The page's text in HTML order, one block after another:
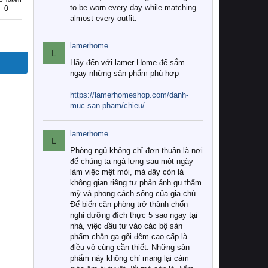
0
to be worn every day while matching
almost every outfit.
L
lamerhome
Hãy đến với lamer Home để sắm
ngay những sản phẩm phù hợp
https://lamerhomeshop.com/danh-
muc-san-pham/chieu/
L
lamerhome
Phòng ngủ không chỉ đơn thuần là nơi
để chúng ta ngả lưng sau một ngày
làm việc mệt mỏi, mà đây còn là
không gian riêng tư phản ánh gu thẩm
mỹ và phong cách sống của gia chủ.
Để biến căn phòng trở thành chốn
nghỉ dưỡng đích thực 5 sao ngay tại
nhà, việc đầu tư vào các bộ sản
phẩm chăn ga gối đệm cao cấp là
điều vô cùng cần thiết. Những sản
phẩm này không chỉ mang lại cảm